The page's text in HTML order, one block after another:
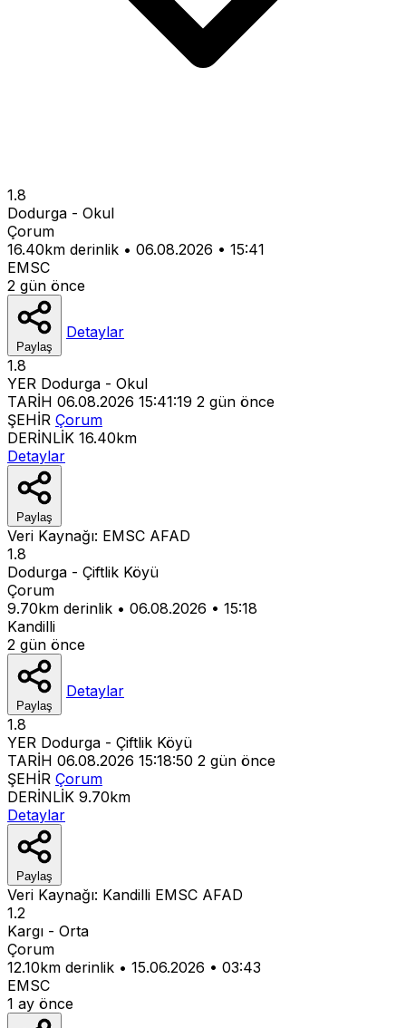
1.8
Dodurga - Okul
Çorum
16.40km derinlik • 06.08.2026 • 15:41
EMSC
2 gün önce
Paylaş
Detaylar
1.8
YER Dodurga - Okul
TARİH 06.08.2026 15:41:19 2 gün önce
ŞEHİR Çorum
DERİNLİK 16.40km
Detaylar
Paylaş
Veri Kaynağı: EMSC AFAD
1.8
Dodurga - Çiftlik Köyü
Çorum
9.70km derinlik • 06.08.2026 • 15:18
Kandilli
2 gün önce
Paylaş
Detaylar
1.8
YER Dodurga - Çiftlik Köyü
TARİH 06.08.2026 15:18:50 2 gün önce
ŞEHİR Çorum
DERİNLİK 9.70km
Detaylar
Paylaş
Veri Kaynağı: Kandilli EMSC AFAD
1.2
Kargı - Orta
Çorum
12.10km derinlik • 15.06.2026 • 03:43
EMSC
1 ay önce